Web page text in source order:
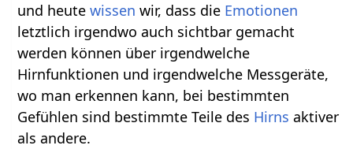
und heutewissen wir, dass die Emotionen
letztlich irgendwo auch sichtbar gemacht
werden können über irgendwelche
Hirnfunktionen und irgendwelche Messgeräte,
wo man erkennen kann, bei bestimmten
Gefühlen sind bestimmte Teile des Hirns aktiver
als andere.